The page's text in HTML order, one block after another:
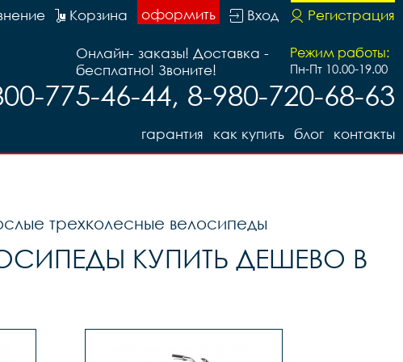
Регистрация
Вход
оформить
Корзина
Режим работы:
Пн-Пт 10.00-19.00
Онлайн- заказы! Доставка -
бесплатно! Звоните!
775-46-44, 8-980-720-68-63
контакты
блог
как купить
гарантия
трехколесные велосипеды
КУПИТЬ ДЕШЕВО В